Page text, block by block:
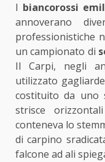
I biancorossi
annoverano
professionistiche
un campionato di
Il Carpi, negli
utilizzato
costituito da uno
strisce
conteneva lo
di carpino
falcone ad ali